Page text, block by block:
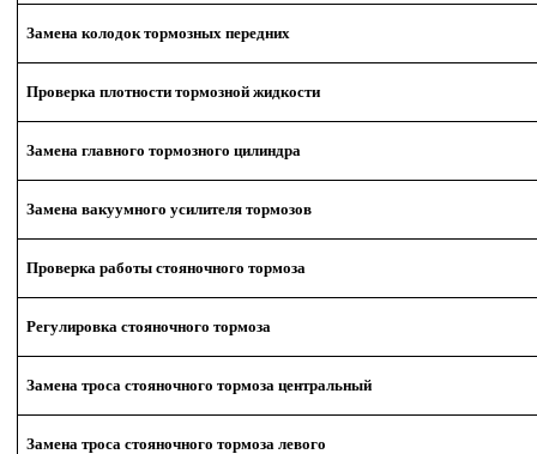
Замена колодок тормозных передних
Проверка плотности тормозной жидкости
Замена главного тормозного цилиндра
Замена вакуумного усилителя тормозов
Проверка работы стояночного тормоза
Регулировка стояночного тормоза
Замена троса стояночного тормоза центральный
Замена троса стояночного тормоза левого